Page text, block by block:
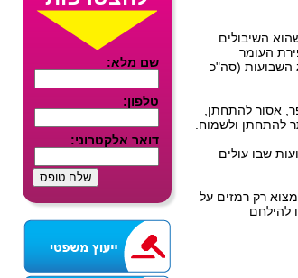
השיבולים
העומר
השבועות (סה"כ
אסור להתחתן,
להתחתן ולשמוח.
שבו עולים
רק רמזים על
להילחם